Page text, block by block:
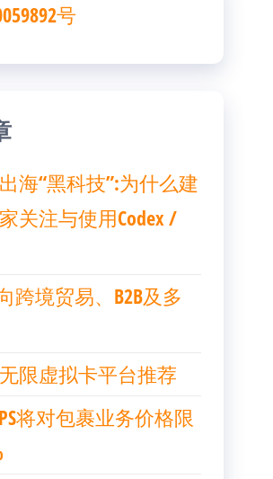
号
海“黑科技”:为什么建
关注与使用Codex /
跨境贸易、B2B及多
限虚拟卡平台推荐
将对包裹业务价格限